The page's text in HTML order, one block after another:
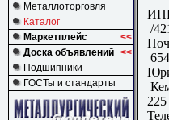
Металлоторговля
Каталог
Маркетплейс
<<
Доска объявлений <<
Подшипники
ГОСТы и стандарты
/
225